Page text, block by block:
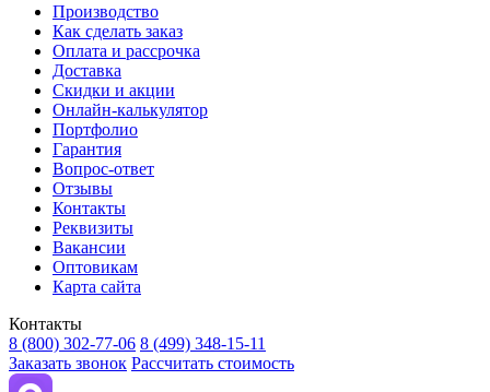
Производство
Как сделать заказ
Оплата и рассрочка
Доставка
Скидки и акции
Онлайн-калькулятор
Портфолио
Гарантия
Вопрос-ответ
Отзывы
Контакты
Реквизиты
Вакансии
Оптовикам
Карта сайта
Контакты
8 (800) 302-77-06 8 (499) 348-15-11
Заказать звонок Рассчитать стоимость